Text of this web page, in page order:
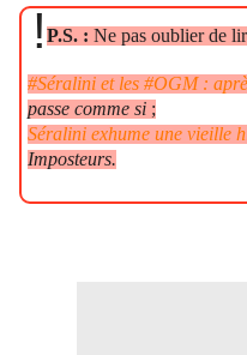
! P.S. : Ne pas oublier de
#Séralini et les #OGM :
passe comme si ;
Séralini exhume une vieille
Imposteurs.